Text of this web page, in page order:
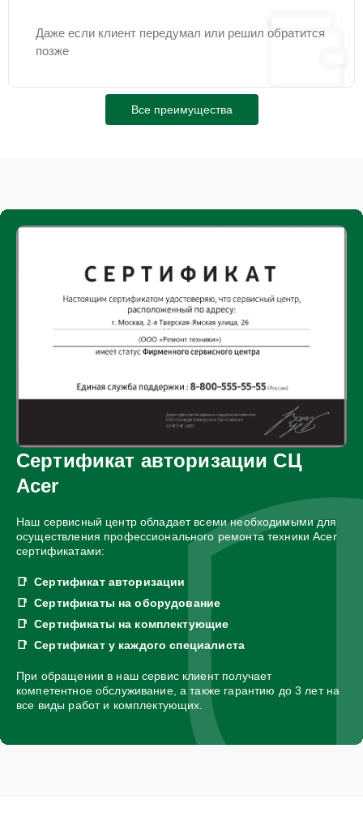
Даже если клиент передумал или решил обратится
позже
Все преимущества
Сертификат авторизации СЦ
Acer
Наш сервисный центр обладает всеми необходимыми для
осуществления профессионального ремонта техники Acer
сертификатами:
Сертификат авторизации
Сертификаты на оборудование
Сертификаты на комплектующие
Сертификат у каждого специалиста
При обращении в наш сервис клиент получает
компетентное обслуживание, а также гарантию до 3 лет на
все виды работ и комплектующих.